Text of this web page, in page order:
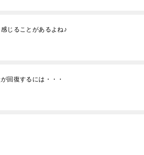
じることがあるよね♪
回復するには・・・